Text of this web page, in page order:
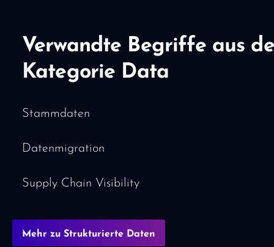
Verwandte Begriffe aus
Kategorie Data
Stammdaten
Datenmigration
Supply Chain Visibility
Mehr zu Strukturierte Daten